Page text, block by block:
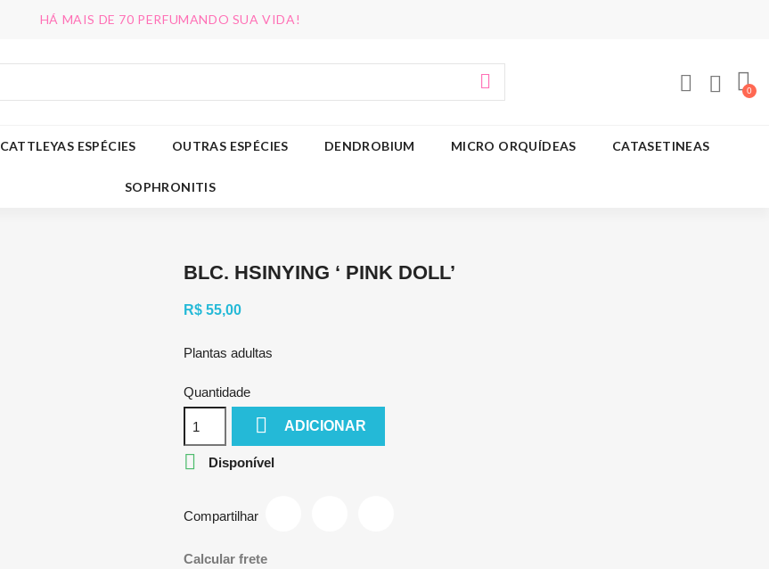
HÁ MAIS DE 70 PERFUMANDO SUA VIDA!
CATTLEYAS ESPÉCIES OUTRAS ESPÉCIES DENDROBIUM MICRO ORQUÍDEAS CATASETINEAS
SOPHRONITIS
BLC. HSINYING ‘ PINK DOLL’
R$ 55,00
Plantas adultas
Quantidade
 ADICIONAR
 Disponível
Compartilhar
Calcular frete